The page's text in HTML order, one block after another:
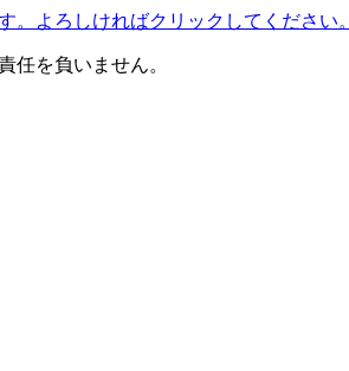
。よろしければクリックしてください。
任を負いません。